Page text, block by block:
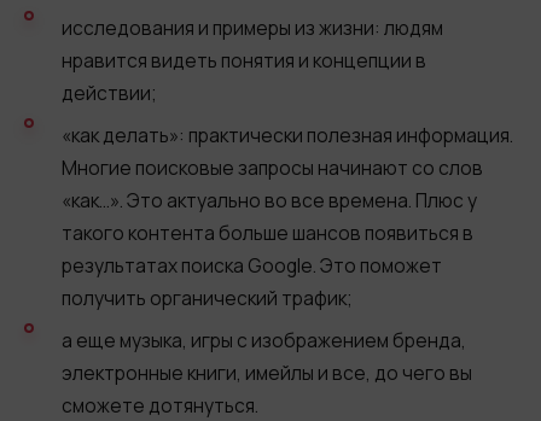
исследования и примеры из жизни: людям
нравится видеть понятия и концепции в
действии;
«как делать»: практически полезная информация.
Многие поисковые запросы начинают со слов
«как…». Это актуально во все времена. Плюс у
такого контента больше шансов появиться в
результатах поиска Google. Это поможет
получить органический трафик;
а еще музыка, игры с изображением бренда,
электронные книги, имейлы и все, до чего вы
сможете дотянуться.